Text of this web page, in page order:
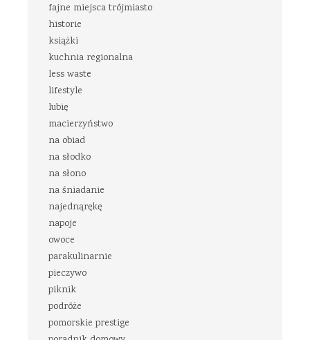
fajne miejsca trójmiasto
historie
książki
kuchnia regionalna
less waste
lifestyle
lubię
macierzyństwo
na obiad
na słodko
na słono
na śniadanie
najednąrękę
napoje
owoce
parakulinarnie
pieczywo
piknik
podróże
pomorskie prestige